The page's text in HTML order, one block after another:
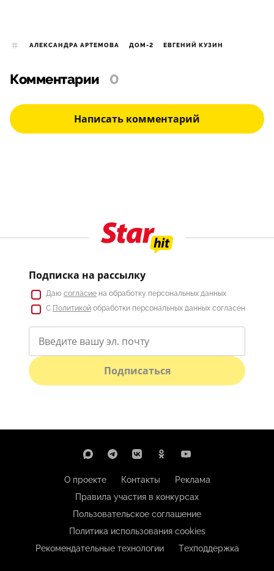
АЛЕКСАНДРА АРТЕМОВА ДОМ-2 ЕВГЕНИЙ КУЗИН
Комментарии 0
Написать комментарий
Подписка на рассылку
Даю согласие на обработку персональных данных
С Политикой обработки персональных данных согласен
Подписаться
О проекте Контакты
Реклама
Правила участия в конкурсах
Пользовательское соглашение
Политика использования cookies
Рекомендательные технологии
Техподдержка